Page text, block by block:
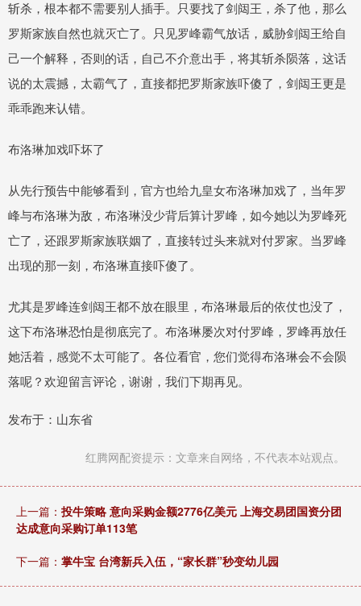
斩杀，根本都不需要别人插手。只要找了剑闼王，杀了他，那么
罗斯家族自然也就灭亡了。只见罗峰霸气放话，威胁剑闼王给自
己一个解释，否则的话，自己不介意出手，将其斩杀陨落，这话
说的太震撼，太霸气了，直接都把罗斯家族吓傻了，剑闼王更是
乖乖跑来认错。
布洛琳加戏吓坏了
从先行预告中能够看到，官方也给九皇女布洛琳加戏了，当年罗
峰与布洛琳为敌，布洛琳没少背后算计罗峰，如今她以为罗峰死
亡了，还跟罗斯家族联姻了，直接转过头来就对付罗家。当罗峰
出现的那一刻，布洛琳直接吓傻了。
尤其是罗峰连剑闼王都不放在眼里，布洛琳最后的依仗也没了，
这下布洛琳恐怕是彻底完了。布洛琳屡次对付罗峰，罗峰再放任
她活着，感觉不太可能了。各位看官，您们觉得布洛琳会不会陨
落呢？欢迎留言评论，谢谢，我们下期再见。
发布于：山东省
红腾网配资提示：文章来自网络，不代表本站观点。
上一篇： 投牛策略 意向采购金额2776亿美元 上海交易团国资分团
达成意向采购订单113笔
下一篇： 掌牛宝 台湾新兵入伍，“家长群”秒变幼儿园